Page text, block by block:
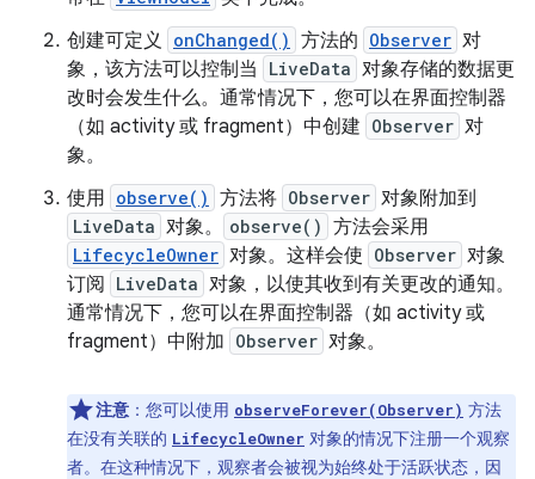
创建可定义 onChanged() 方法的 Observer 对
象，该方法可以控制当
LiveData 对象存储的数据更
改时会发生什么。通常情况下，您可以在界面控制器
（如 activity 或 fragment）中创建 Observer 对
象。
使用 observe() 方法将 Observer 对象附加到
LiveData 对象。 observe() 方法会采用
LifecycleOwner 对象。这样会使 Observer 对象
订阅
LiveData 对象，以使其收到有关更改的通知。
通常情况下，您可以在界面控制器（如 activity 或
fragment）中附加 Observer 对象。
注意 ：您可以使用 observeForever(Observer) 方法
在没有关联的 LifecycleOwner 对象的情况下注册一个观察
者。在这种情况下，观察者会被视为始终处于活跃状态，因